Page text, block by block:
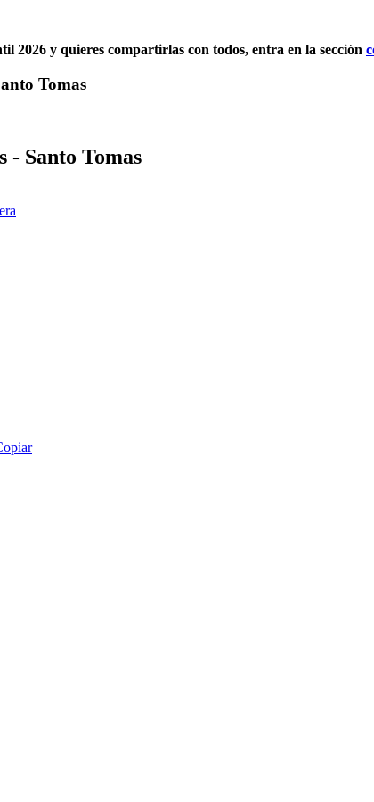
2026 y quieres compartirlas con todos, entra en la sección
Tomas
- Santo Tomas